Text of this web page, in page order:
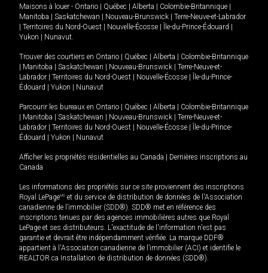
Maisons à louer - Ontario Québec Alberta Colombie-Britannique
Manitoba
Saskatchewan Nouveau-Brunswick
Terre-Neuve-et-Labrador
Territoires du Nord-Ouest Nouvelle-Écosse Île-du-Prince-Édouard
Yukon
Nunavut.
Trouver des courtiers en Ontario Québec Alberta
Colombie-Britannique
Manitoba Saskatchewan Nouveau-Brunswick
Terre-Neuve-et-
Labrador
Territoires du Nord-Ouest Nouvelle-Écosse
Île-du-Prince-
Édouard
Yukon Nunavut
Parcourir les bureaux en Ontario Québec Alberta
Colombie-Britannique
Manitoba Saskatchewan Nouveau-Brunswick
Terre-Neuve-et-
Labrador
Territoires du Nord-Ouest Nouvelle-Écosse
Île-du-Prince-
Édouard
Yukon Nunavut
Afficher les propriétés résidentielles au Canada
Dernières inscriptions au
Canada
Les informations des propriétés sur ce site proviennent des inscriptions
Royal LePageMD et du service de distribution de données de l'Association
canadienne de l’immobilier (SDD®). SDD® met en référence des
inscriptions tenues par des agences immobilières autres que Royal
LePage et ses distributeurs. L'exactitude de l'information n'est pas
garantie et devrait être indépendamment vérifiée. La marque DDF®
appartient à l'Association canadienne de l’immobilier (ACI) et identifie le
REALTOR.ca Installation de distribution de données (SDD®).